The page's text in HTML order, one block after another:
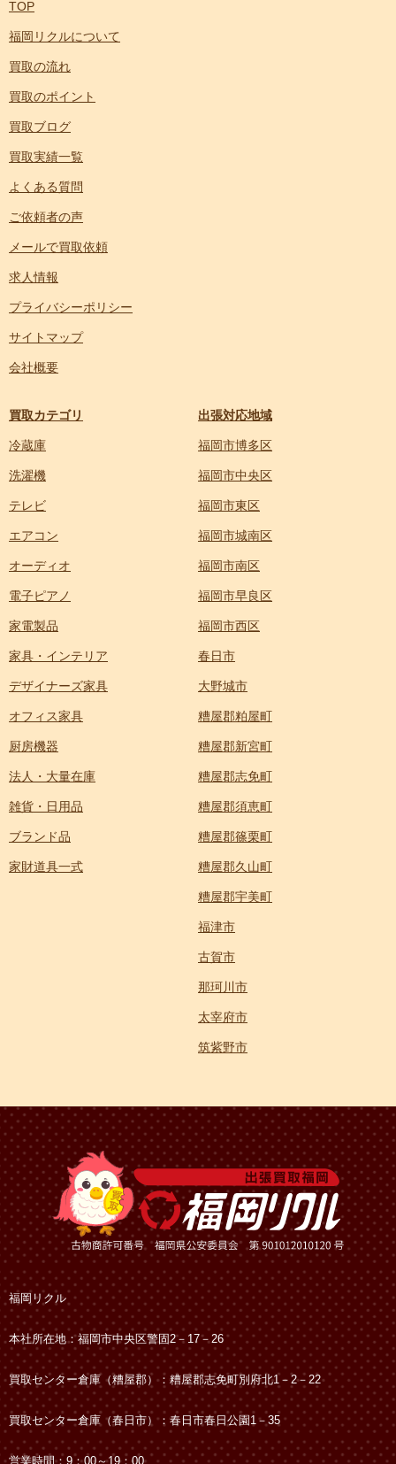
TOP
福岡リクルについて
買取の流れ
買取のポイント
買取ブログ
買取実績一覧
よくある質問
ご依頼者の声
メールで買取依頼
求人情報
プライバシーポリシー
サイトマップ
会社概要
買取カテゴリ
冷蔵庫
洗濯機
テレビ
エアコン
オーディオ
電子ピアノ
家電製品
家具・インテリア
デザイナーズ家具
オフィス家具
厨房機器
法人・大量在庫
雑貨・日用品
ブランド品
家財道具一式
出張対応地域
福岡市博多区
福岡市中央区
福岡市東区
福岡市城南区
福岡市南区
福岡市早良区
福岡市西区
春日市
大野城市
糟屋郡粕屋町
糟屋郡新宮町
糟屋郡志免町
糟屋郡須恵町
糟屋郡篠栗町
糟屋郡久山町
糟屋郡宇美町
福津市
古賀市
那珂川市
太宰府市
筑紫野市
福岡リクル
本社所在地：福岡市中央区警固2－17－26
買取センター倉庫（糟屋郡）：糟屋郡志免町別府北1－2－22
買取センター倉庫（春日市）：春日市春日公園1－35
営業時間：9：00～19：00